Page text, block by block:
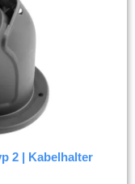
2 | Kabelhalter